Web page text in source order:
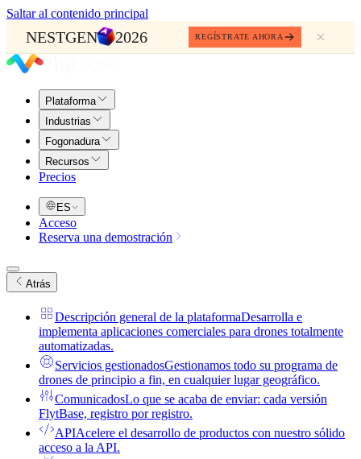
Saltar al contenido principal
NESTGEN 2026 REGÍSTRATE AHORA
Plataforma
Industrias
Fogonadura
Recursos
Precios
ES
Acceso
Reserva una demostración
Atrás
Descripción general de la plataformaDesarrolla e
implementa aplicaciones comerciales para drones totalmente
automatizadas.
Servicios gestionadosGestionamos todo su programa de
drones de principio a fin, en cualquier lugar geográfico.
ComunicadosLo que se acaba de enviar: cada versión
FlytBase, registro por registro.
APIAcelere el desarrollo de productos con nuestro sólido
acceso a la API.